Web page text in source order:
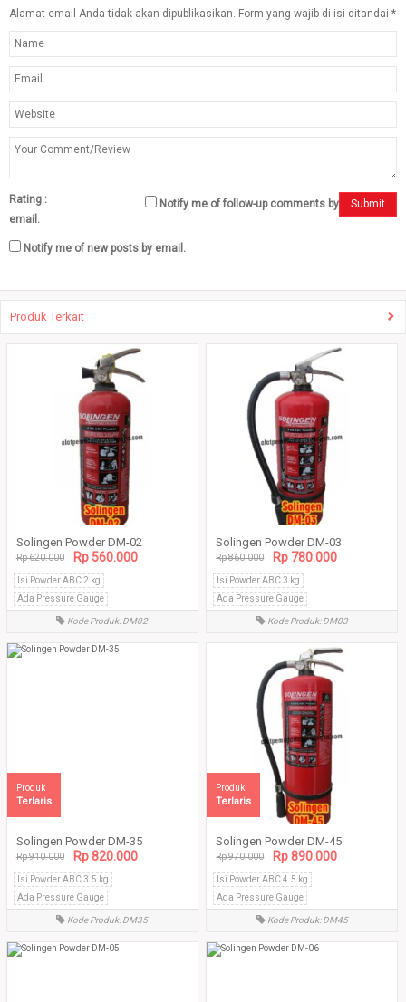
Alamat email Anda tidak akan dipublikasikan. Form yang wajib di isi ditandai *
Rating : Submit
Notify me of follow-up comments by
email.
Notify me of new posts by email.
Produk Terkait
Solingen Powder DM-02
Rp 620.000 Rp 560.000
Isi Powder ABC 2 kg
Ada Pressure Gauge
Tabung tanpa sambungan las
Kode Produk: DM02
Solingen Powder DM-03
Rp 860.000 Rp 780.000
Isi Powder ABC 3 kg
Ada Pressure Gauge
Tabung tanpa sambungan las
Kode Produk: DM03
Solingen Powder DM-35
Produk
Terlaris
Rp 910.000 Rp 820.000
Isi Powder ABC 3.5 kg
Ada Pressure Gauge
Tabung tanpa sambungan las
Kode Produk: DM35
Solingen Powder DM-45
Produk
Terlaris
Rp 970.000 Rp 890.000
Isi Powder ABC 4.5 kg
Ada Pressure Gauge
Tabung tanpa sambungan las
Kode Produk: DM45